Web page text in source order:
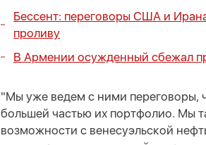
Бессент: переговоры США и
проливу
В Армении осужденный сбежал
"Мы уже ведем с ними переговоры,
большей частью их портфолио. Мы
возможности с венесуэльской